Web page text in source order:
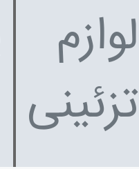
لوازم
تزئینی